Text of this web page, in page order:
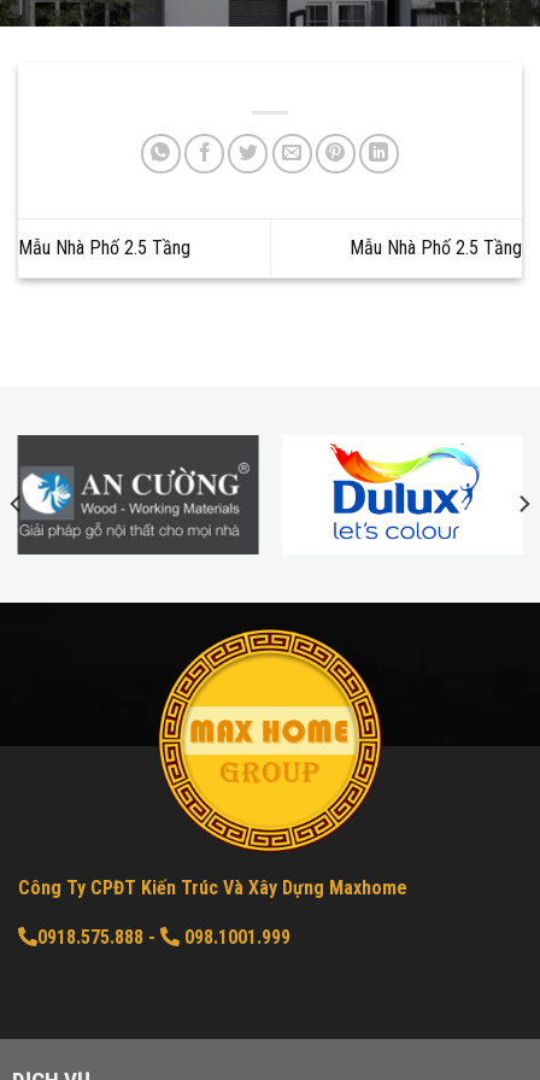
Mẫu Nhà Phố 2.5 Tầng Mẫu Nhà Phố 2.5 Tầng
Công Ty CPĐT Kiến Trúc Và Xây Dựng Maxhome
0918.575.888 - 098.1001.999